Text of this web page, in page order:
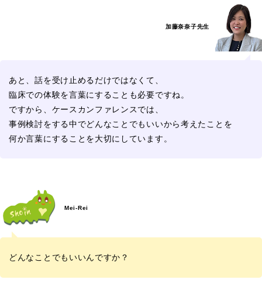
加藤奈奈子先生
あと、話を受け止めるだけではなくて、
臨床での体験を言葉にすることも必要ですね。
ですから、ケースカンファレンスでは、
事例検討をする中でどんなことでもいいから考えたことを
何か言葉にすることを大切にしています。
Mei-Rei
どんなことでもいいんですか？